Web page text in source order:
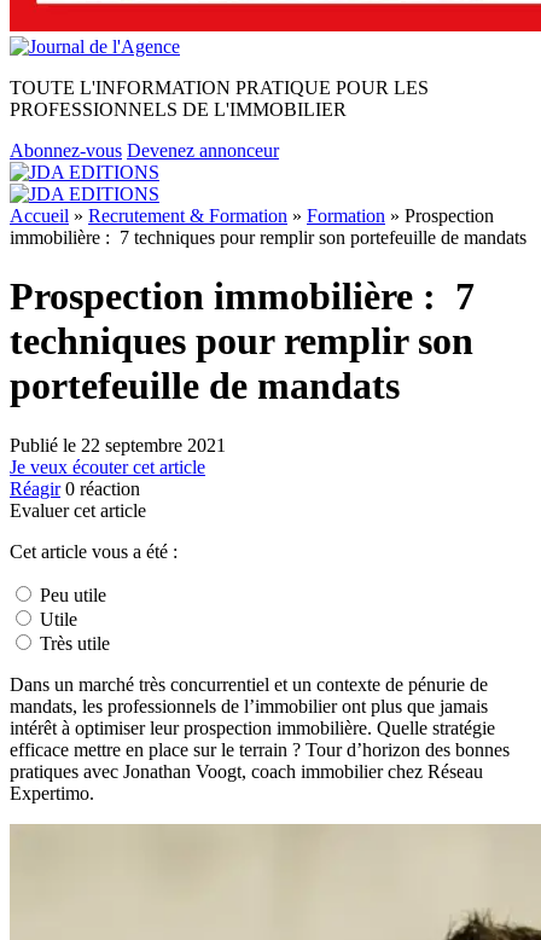
TOUTE L'INFORMATION PRATIQUE POUR LES
PROFESSIONNELS DE L'IMMOBILIER
Abonnez-vous Devenez annonceur
Accueil » Recrutement & Formation » Formation » Prospection
immobilière : 7 techniques pour remplir son portefeuille de mandats
Prospection immobilière : 7
techniques pour remplir son
portefeuille de mandats
Publié le 22 septembre 2021
Je veux écouter cet article
Réagir 0 réaction
Evaluer cet article
Cet article vous a été :
Peu utile
Utile
Très utile
Dans un marché très concurrentiel et un contexte de pénurie de
mandats, les professionnels de l’immobilier ont plus que jamais
intérêt à optimiser leur prospection immobilière. Quelle stratégie
efficace mettre en place sur le terrain ? Tour d’horizon des bonnes
pratiques avec Jonathan Voogt, coach immobilier chez Réseau
Expertimo.